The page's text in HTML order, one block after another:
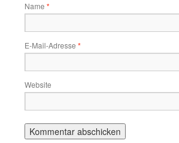
Name *
E-Mail-Adresse *
Website